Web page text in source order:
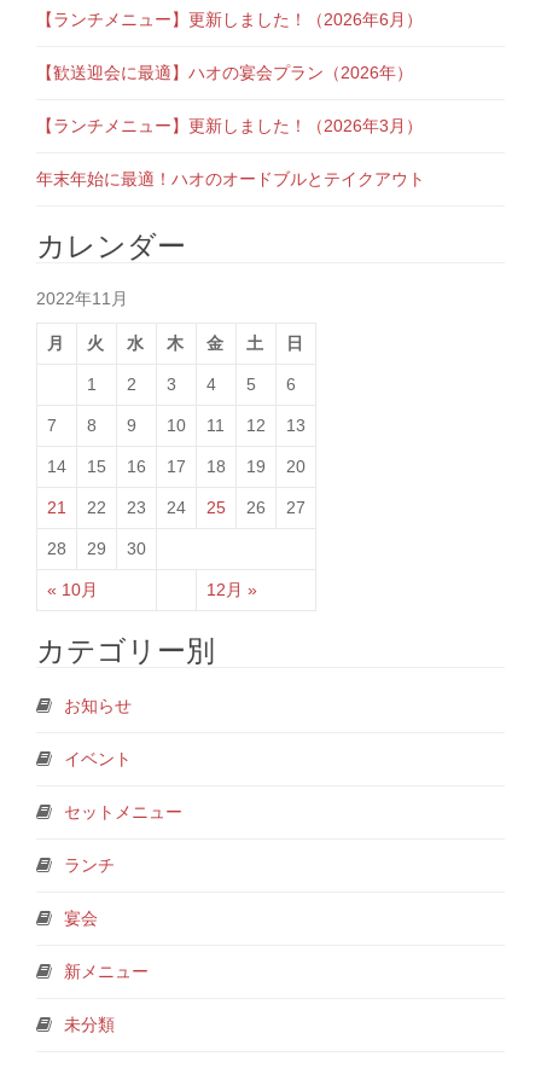
【ランチメニュー】更新しました！（2026年6月）
【歓送迎会に最適】ハオの宴会プラン（2026年）
【ランチメニュー】更新しました！（2026年3月）
年末年始に最適！ハオのオードブルとテイクアウト
カレンダー
2022年11月
月 火 水 木 金 土 日
« 10月 12月 »
1 2 3 4 5 6
7 8 9 10 11 12 13
14 15 16 17 18 19 20
21 22 23 24 25 26 27
28 29 30
カテゴリー別
お知らせ
イベント
セットメニュー
ランチ
宴会
新メニュー
未分類